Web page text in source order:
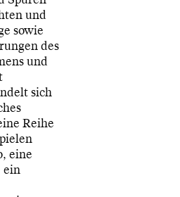
und
sowie
des
und
sich
Reihe
eine
ein